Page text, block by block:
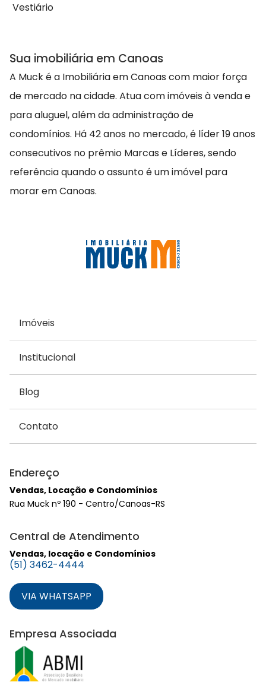
Vestiário
Sua imobiliária em Canoas
A Muck é a Imobiliária em Canoas com maior força
de mercado na cidade. Atua com imóveis à venda e
para aluguel, além da administração de
condomínios. Há 42 anos no mercado, é líder 19 anos
consecutivos no prêmio Marcas e Líderes, sendo
referência quando o assunto é um imóvel para
morar em Canoas.
Imóveis
Institucional
Blog
Contato
Endereço
Vendas, Locação e Condomínios
Rua Muck nº 190 - Centro/Canoas-RS
Central de Atendimento
Vendas, locação e Condomínios
(51) 3462-4444
VIA WHATSAPP
Empresa Associada